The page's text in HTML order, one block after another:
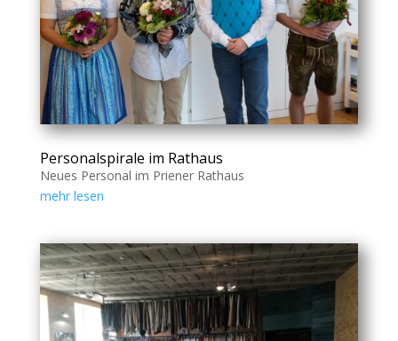
Personalspirale im Rathaus
Neues Personal im Priener Rathaus
mehr lesen